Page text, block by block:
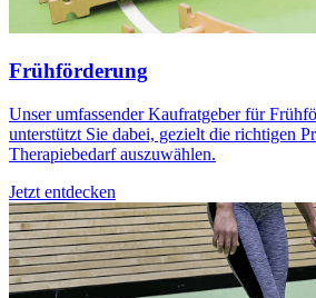
Frühförderung
Unser umfassender Kaufratgeber für
unterstützt Sie dabei, gezielt die richtigen
Therapiebedarf auszuwählen.
Jetzt entdecken